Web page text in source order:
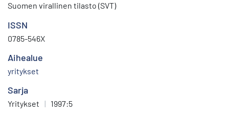
Suomen virallinen tilasto (SVT)
ISSN
0785-546X
Aihealue
yritykset
Sarja
Yritykset | 1997:5